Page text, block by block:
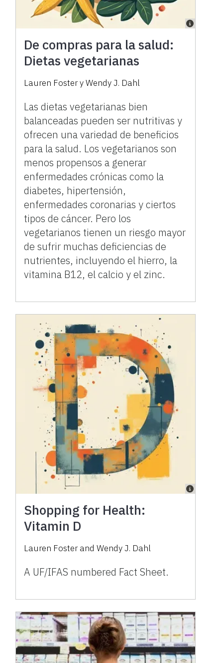
De compras para la salud:
Dietas vegetarianas
Lauren Foster y Wendy J. Dahl
Las dietas vegetarianas bien
balanceadas pueden ser nutritivas y
ofrecen una variedad de beneficios
para la salud. Los vegetarianos son
menos propensos a generar
enfermedades crónicas como la
diabetes, hipertensión,
enfermedades coronarias y ciertos
tipos de cáncer. Pero los
vegetarianos tienen un riesgo mayor
de sufrir muchas deficiencias de
nutrientes, incluyendo el hierro, la
vitamina B12, el calcio y el zinc.
Shopping for Health:
Vitamin D
Lauren Foster and Wendy J. Dahl
A UF/IFAS numbered Fact Sheet.